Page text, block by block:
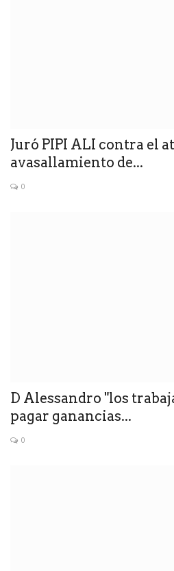
Juró PIPI ALI contra el
avasallamiento de...
0
D Alessandro "los
pagar ganancias...
0